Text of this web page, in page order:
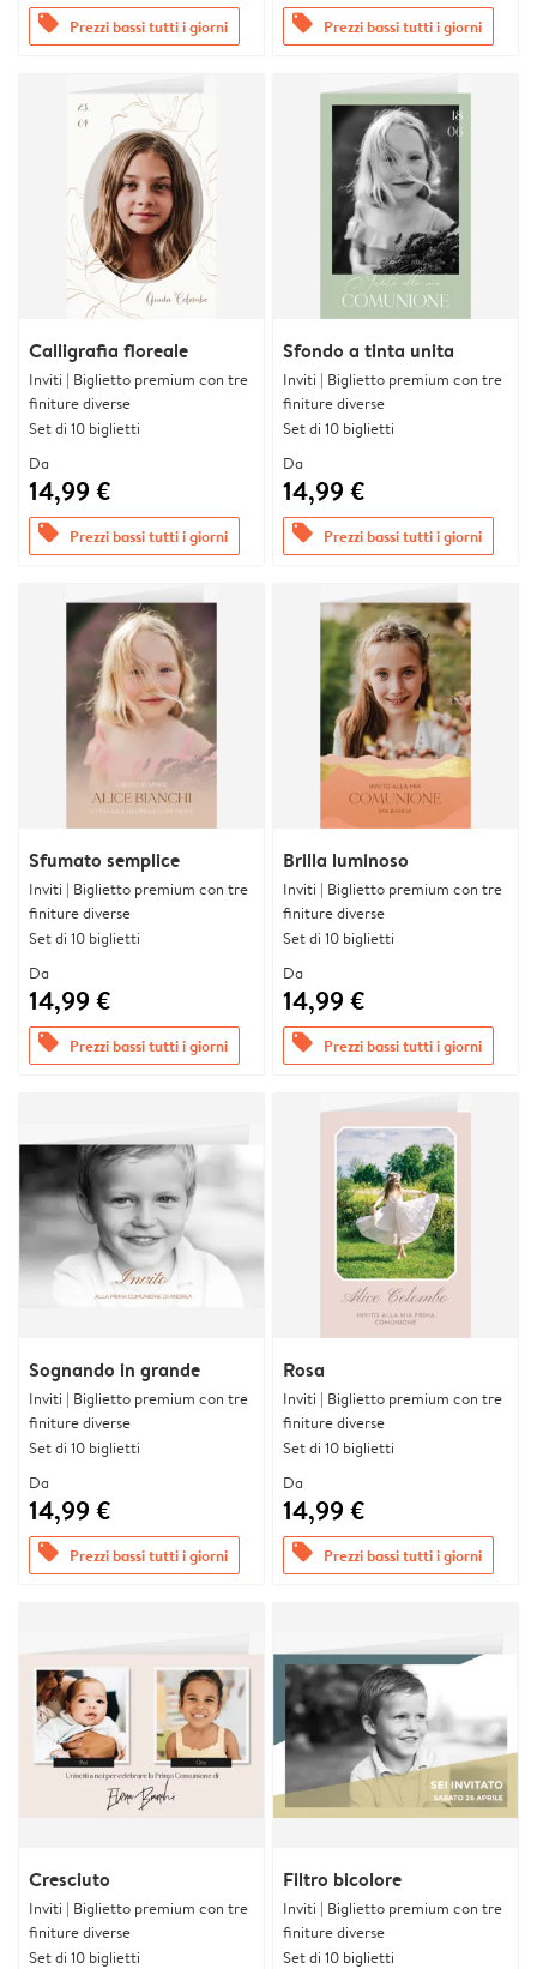
offers Prezzi bassi tutti i giorni offers Prezzi bassi tutti i giorni
Calligrafia floreale
Inviti | Biglietto premium con tre
finiture diverse
Set di 10 biglietti
Da
14,99 €
offers Prezzi bassi tutti i giorni
Sfondo a tinta unita
Inviti | Biglietto premium con tre
finiture diverse
Set di 10 biglietti
Da
14,99 €
offers Prezzi bassi tutti i giorni
Sfumato semplice
Inviti | Biglietto premium con tre
finiture diverse
Set di 10 biglietti
Da
14,99 €
offers Prezzi bassi tutti i giorni
Brilla luminoso
Inviti | Biglietto premium con tre
finiture diverse
Set di 10 biglietti
Da
14,99 €
offers Prezzi bassi tutti i giorni
Sognando in grande
Inviti | Biglietto premium con tre
finiture diverse
Set di 10 biglietti
Da
14,99 €
offers Prezzi bassi tutti i giorni
Rosa
Inviti | Biglietto premium con tre
finiture diverse
Set di 10 biglietti
Da
14,99 €
offers Prezzi bassi tutti i giorni
Cresciuto
Inviti | Biglietto premium con tre
finiture diverse
Set di 10 biglietti
Filtro bicolore
Inviti | Biglietto premium con tre
finiture diverse
Set di 10 biglietti